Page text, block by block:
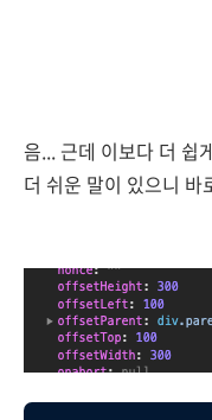
음... 근데 이보다 더
더 쉬운 말이 있으니 바